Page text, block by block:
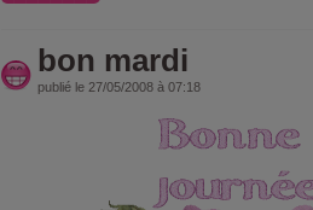
bon mardi
publié le 27/05/2008 à 07:18